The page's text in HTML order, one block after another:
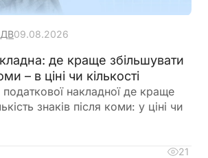
09.08.2026
де краще збільшувати
– в ціні чи кількості
податкової накладної де краще
знаків після коми: у ціні чи
21